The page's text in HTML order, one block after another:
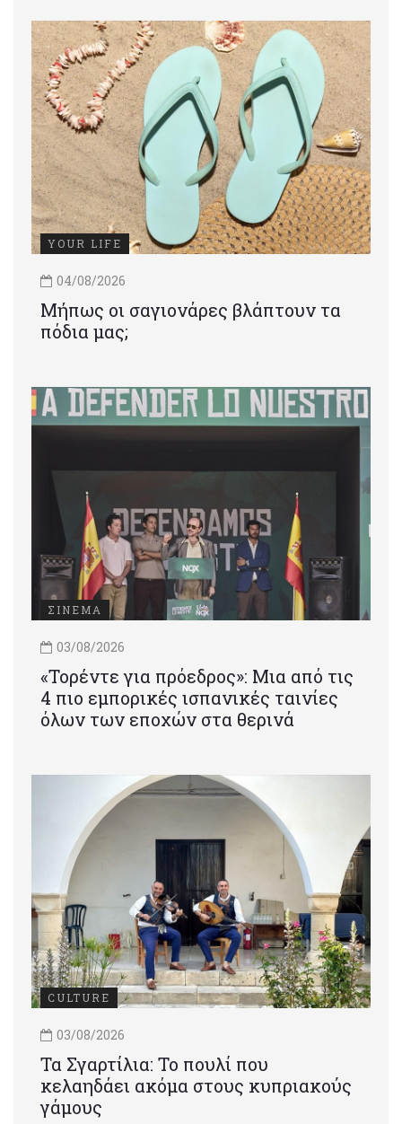
YOUR LIFE
04/08/2026
Μήπως οι σαγιονάρες βλάπτουν τα
πόδια μας;
ΣΙΝΕΜΑ
03/08/2026
«Τορέντε για πρόεδρος»: Mια από τις
4 πιο εμπορικές ισπανικές ταινίες
όλων των εποχών στα θερινά
CULTURE
03/08/2026
Τα Σγαρτίλια: Το πουλί που
κελαηδάει ακόμα στους κυπριακούς
γάμους